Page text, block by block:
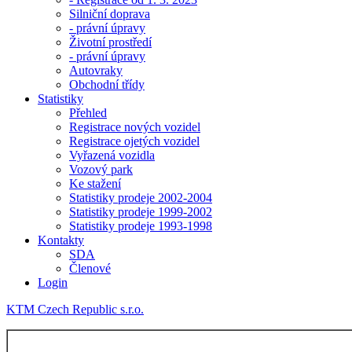
Silniční doprava
- právní úpravy
Životní prostředí
- právní úpravy
Autovraky
Obchodní třídy
Statistiky
Přehled
Registrace nových vozidel
Registrace ojetých vozidel
Vyřazená vozidla
Vozový park
Ke stažení
Statistiky prodeje 2002-2004
Statistiky prodeje 1999-2002
Statistiky prodeje 1993-1998
Kontakty
SDA
Členové
Login
KTM Czech Republic s.r.o.